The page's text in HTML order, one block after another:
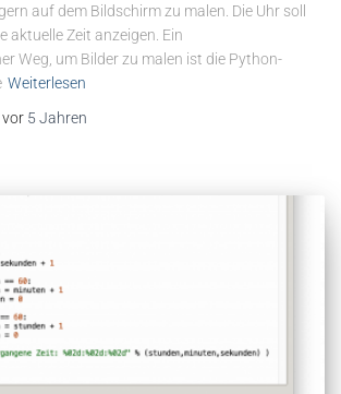
auf dem Bildschirm zu malen. Die Uhr soll
aktuelle Zeit anzeigen. Ein
Weg, um Bilder zu malen ist die Python-
Weiterlesen
, vor 5 Jahren